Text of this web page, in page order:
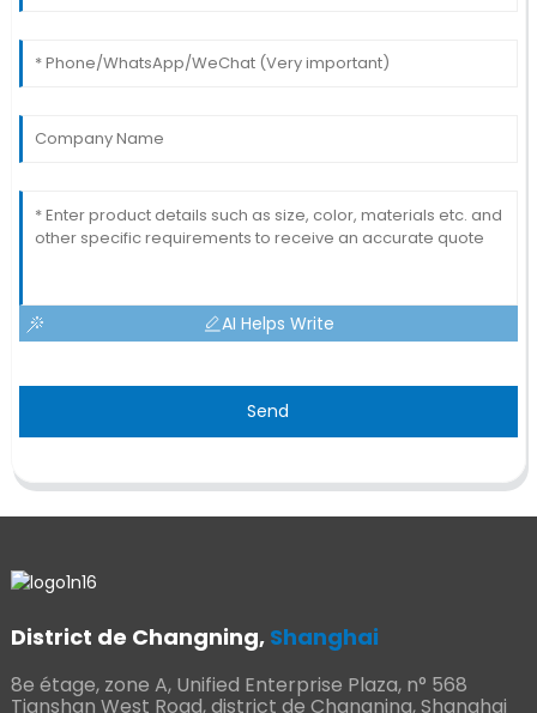
AI Helps Write
Send
District de Changning, Shanghai
8e étage, zone A, Unified Enterprise Plaza, n° 568
Tianshan West Road, district de Changning, Shanghai